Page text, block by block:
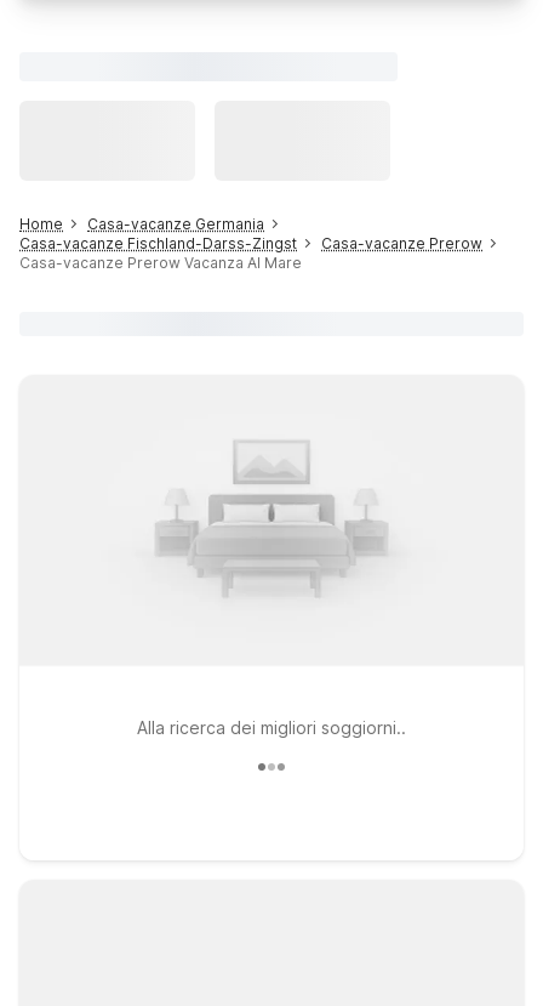
Home
Casa-vacanze Germania
Casa-vacanze Fischland-Darss-Zingst
Casa-vacanze Prerow
Casa-vacanze Prerow Vacanza Al Mare
Alla ricerca dei migliori soggiorni..